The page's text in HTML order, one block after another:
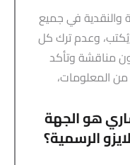
والنقدية في جميع
يُكتب، وعدم ترك كل
مناقشة وتأكد
المعلومات،
هو الجهة
الرسمية؟